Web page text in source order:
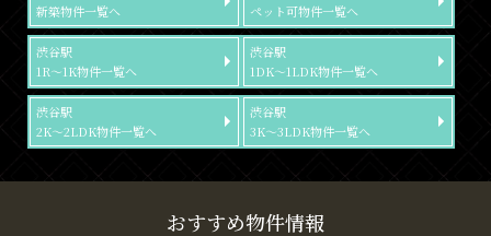
新築物件一覧へ
ペット可物件一覧へ
渋谷駅
1R～1K物件一覧へ
渋谷駅
1DK～1LDK物件一覧へ
渋谷駅
2K～2LDK物件一覧へ
渋谷駅
3K～3LDK物件一覧へ
おすすめ物件情報